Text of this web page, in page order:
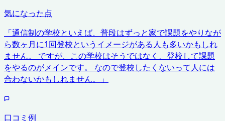
気になった点
「通信制の学校といえば、普段はずっと家で課題をやりなが
ら数ヶ月に1回登校というイメージがある人も多いかもしれ
ません。 ですが、この学校はそうではなく、登校して課題
をやるのがメインです。 なので登校したくないって人には
合わないかもしれません。
」
口コミ例